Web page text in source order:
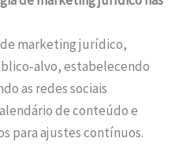
marketing jurídico,
alvo, estabelecendo
as redes sociais
de conteúdo e
para ajustes contínuos.